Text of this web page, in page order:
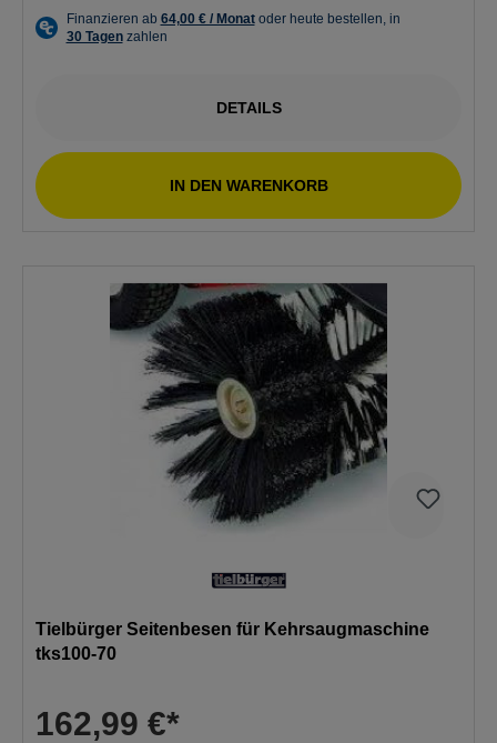
DETAILS
IN DEN WARENKORB
Tielbürger Seitenbesen für Kehrsaugmaschine
tks100-70
162,99 €*